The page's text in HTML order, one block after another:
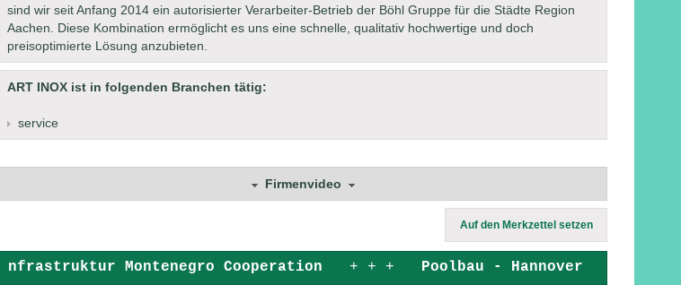
sind wir seit Anfang 2014 ein autorisierter Verarbeiter-Betrieb der Böhl Gruppe für die Städte Region
Aachen. Diese Kombination ermöglicht es uns eine schnelle, qualitativ hochwertige und doch
preisoptimierte Lösung anzubieten.
ART INOX ist in folgenden Branchen tätig:
service
Firmenvideo
Auf den Merkzettel setzen
Infrastruktur Montenegro Cooperation+ + + Poolbau - Hannover+ + +